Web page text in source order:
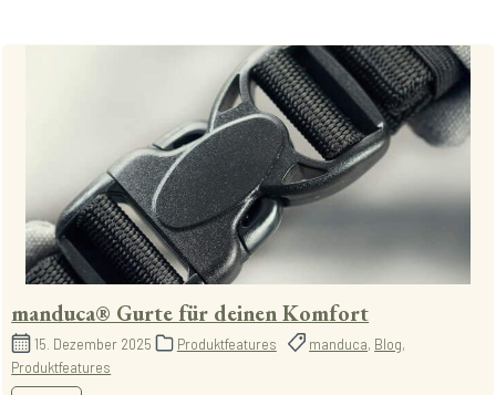
manduca® Gurte für deinen Komfort
15. Dezember 2025 Produktfeatures manduca, Blog,
Produktfeatures